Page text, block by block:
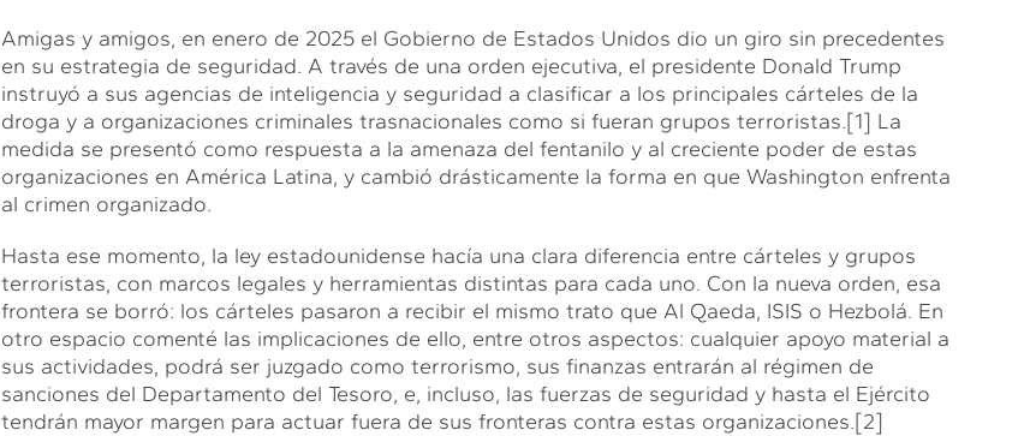
Amigas y amigos, en enero de 2025 el Gobierno de Estados Unidos dio un giro sin precedentes
en su estrategia de seguridad. A través de una orden ejecutiva, el presidente Donald Trump
instruyó a sus agencias de inteligencia y seguridad a clasificar a los principales cárteles de la
droga y a organizaciones criminales trasnacionales como si fueran grupos terroristas.[1] La
medida se presentó como respuesta a la amenaza del fentanilo y al creciente poder de estas
organizaciones en América Latina, y cambió drásticamente la forma en que Washington enfrenta
al crimen organizado.
Hasta ese momento, la ley estadounidense hacía una clara diferencia entre cárteles y grupos
terroristas, con marcos legales y herramientas distintas para cada uno. Con la nueva orden, esa
frontera se borró: los cárteles pasaron a recibir el mismo trato que Al Qaeda, ISIS o Hezbolá. En
otro espacio comenté las implicaciones de ello, entre otros aspectos: cualquier apoyo material a
sus actividades, podrá ser juzgado como terrorismo, sus finanzas entrarán al régimen de
sanciones del Departamento del Tesoro, e, incluso, las fuerzas de seguridad y hasta el Ejército
tendrán mayor margen para actuar fuera de sus fronteras contra estas organizaciones.[2]